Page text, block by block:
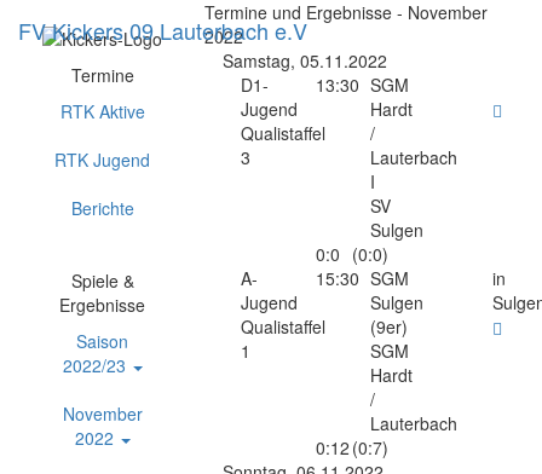
FV Kickers 09 Lauterbach e.V
Termine
RTK Aktive
RTK Jugend
Berichte
Spiele &
Ergebnisse
Saison
2022/23
November
2022
Termine und Ergebnisse - November
2022
Samstag, 05.11.2022
D1-
Jugend
Qualistaffel
3
13:30 SGM
Hardt
/
Lauterbach
I
SV
Sulgen
0:0 (0:0)
A-
Jugend
Qualistaffel
1
15:30 SGM
Sulgen
(9er)
SGM
Hardt
/
Lauterbach
0:12 (0:7)
in